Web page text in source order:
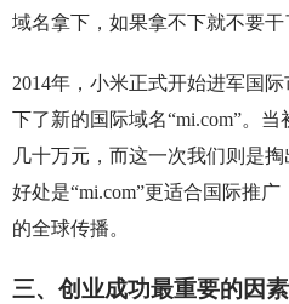
域名拿下，如果拿不下就不要干
2014年，小米正式开始进军国
下了新的国际域名“mi.com”。当
几十万元，而这一次我们则是掏
好处是“mi.com”更适合国际推广
的全球传播。
三、创业成功最重要的因